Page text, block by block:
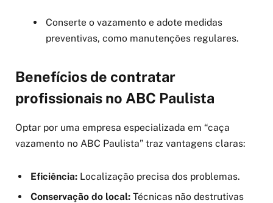
Conserte o vazamento e adote medidas
preventivas, como manutenções regulares.
Benefícios de contratar
profissionais no ABC Paulista
Optar por uma empresa especializada em “caça
vazamento no ABC Paulista” traz vantagens claras:
Eficiência: Localização precisa dos problemas.
Conservação do local: Técnicas não destrutivas